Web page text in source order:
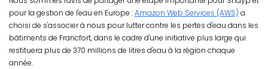
pour la gestion de l'eau en Europe :Amazon Web Services (AWS) a
choisi de s'associer à nous pour lutter contre les pertes d'eau dans les
bâtiments de Francfort, dans le cadre d'une initiative plus large qui
restituera plus de 370 millions de litres d'eau à la région chaque
année.